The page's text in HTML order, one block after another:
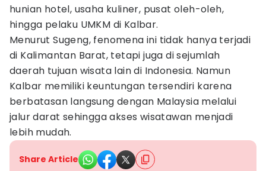
hunian hotel, usaha kuliner, pusat oleh-oleh,
hingga pelaku UMKM di Kalbar.
Menurut Sugeng, fenomena ini tidak hanya terjadi
di Kalimantan Barat, tetapi juga di sejumlah
daerah tujuan wisata lain di Indonesia. Namun
Kalbar memiliki keuntungan tersendiri karena
berbatasan langsung dengan Malaysia melalui
jalur darat sehingga akses wisatawan menjadi
lebih mudah.
Share Article